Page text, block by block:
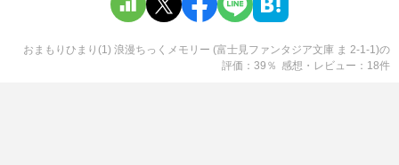
おまもりひまり(1) 浪漫ちっくメモリー (富士見ファンタジア文庫 ま 2-1-1)の
評価
39 ％ 感想・レビュー 18件